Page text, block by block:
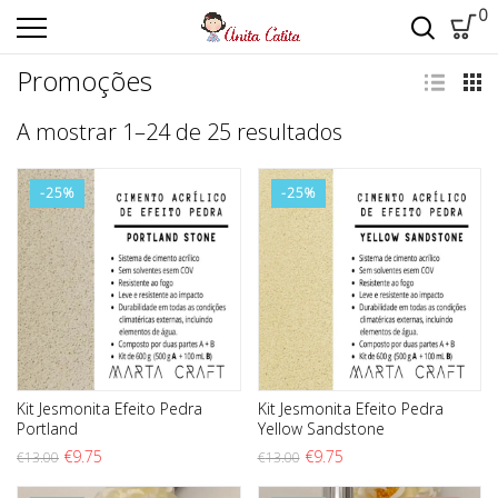
0
Promoções
A mostrar 1–24 de 25 resultados
-25%
Kit Jesmonita Efeito Pedra
Portland
€13.00 O preço original era: €13.00.
€9.75 O preço atual é: €9.75.
-25%
Kit Jesmonita Efeito Pedra
Yellow Sandstone
€13.00 O preço original era:
€9.75O preço atual é: